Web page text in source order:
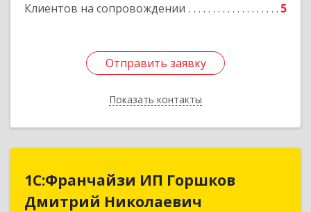
Клиентов на сопровождении 5
Отправить заявку
Показать контакты
Отправить заявку
Назад
1С:Франчайзи ИП Горшков
Дмитрий Николаевич
1С:Франчайзи ИП Горшков
Дмитрий Николаевич